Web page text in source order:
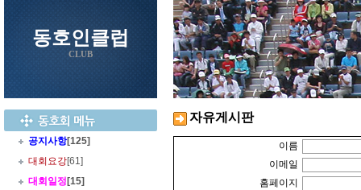
동호인클럽
CLUB
공지사항[125]
대회요강[61]
대회일정 [15]
자유게시판
이름
이메일
홈페이지